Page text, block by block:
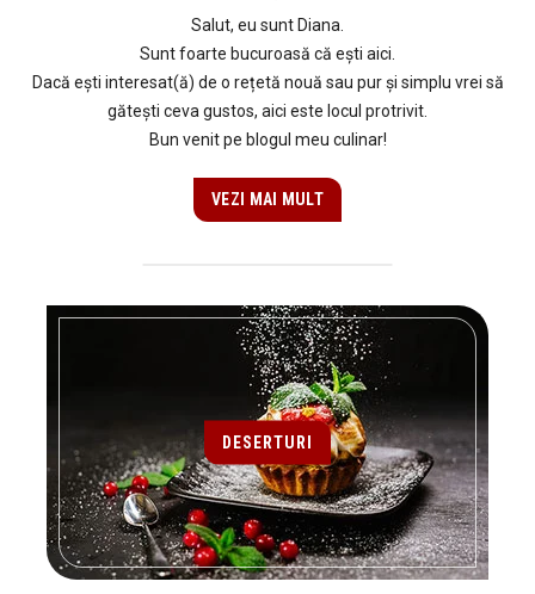
Salut, eu sunt Diana.
Sunt foarte bucuroasă că ești aici.
Dacă ești interesat(ă) de o rețetă nouă sau pur și simplu vrei să
gătești ceva gustos, aici este locul protrivit.
Bun venit pe blogul meu culinar!
VEZI MAI MULT
DESERTURI